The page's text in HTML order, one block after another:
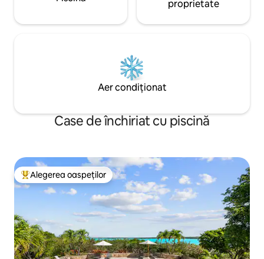
proprietate
Aer condiționat
Case de închiriat cu piscină
Locuință din topul categoriei Alegerea oaspeților
Alegerea oaspeților